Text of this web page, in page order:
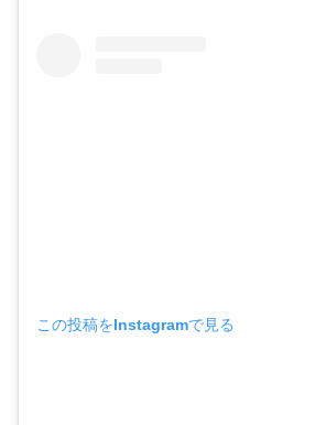
この投稿をInstagramで見る